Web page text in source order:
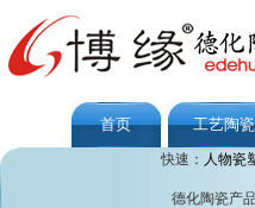
首页 工艺陶瓷
快速： 人物瓷
德化陶瓷产